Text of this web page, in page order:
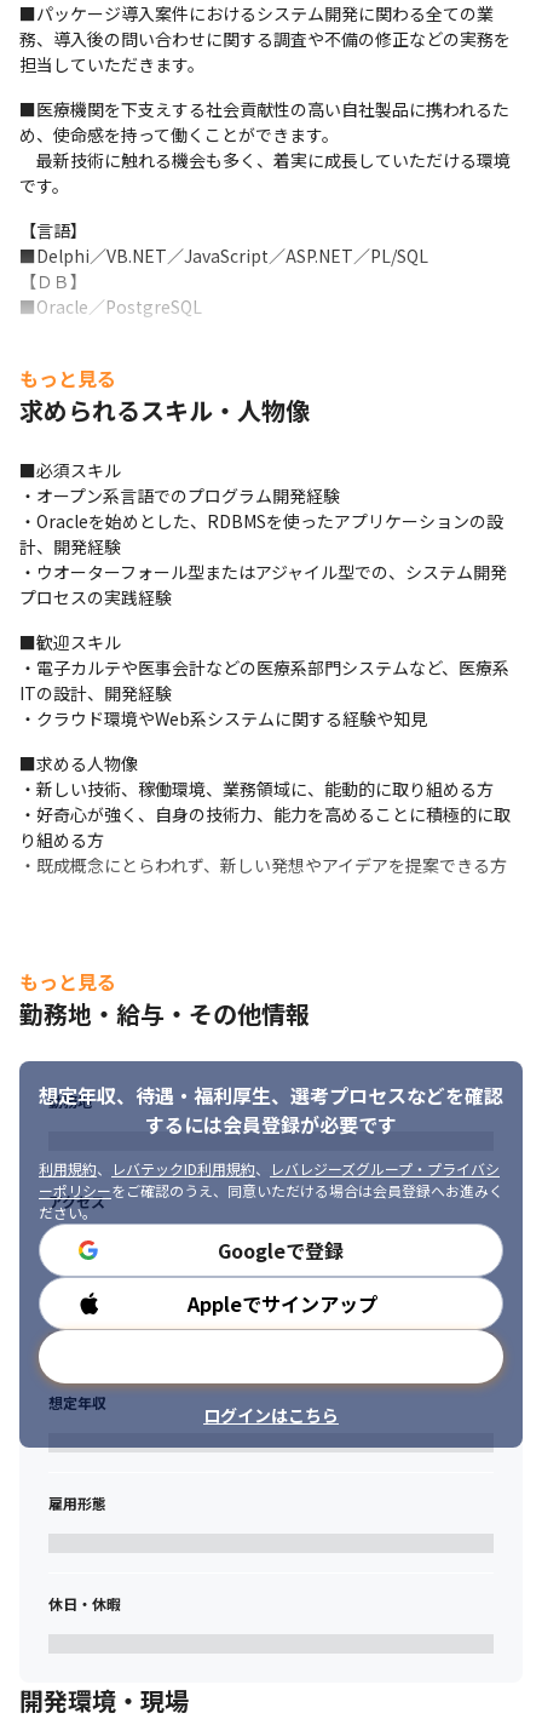
■パッケージ導入案件におけるシステム開発に関わる全ての業
務、導入後の問い合わせに関する調査や不備の修正などの実務を
担当していただきます。
■医療機関を下支えする社会貢献性の高い自社製品に携われるた
め、使命感を持って働くことができます。
最新技術に触れる機会も多く、着実に成長していただける環境
です。
【言語】
■Delphi／VB.NET／JavaScript／ASP.NET／PL/SQL
【ＤＢ】
■Oracle／PostgreSQL
■アジャイル、ウオーターフォール両方あり
■コミュニケーション・ツール：Teams  Team/Chat
■プロジェクト管理ツール：Lychee Redmine
もっと見る
求められるスキル・人物像
■必須スキル
・オープン系言語でのプログラム開発経験
・Oracleを始めとした、RDBMSを使ったアプリケーションの設
計、開発経験
・ウオーターフォール型またはアジャイル型での、システム開発
プロセスの実践経験
■歓迎スキル
・電子カルテや医事会計などの医療系部門システムなど、医療系
ITの設計、開発経験
・クラウド環境やWeb系システムに関する経験や知見
■求める人物像
・新しい技術、稼働環境、業務領域に、能動的に取り組める方
・好奇心が強く、自身の技術力、能力を高めることに積極的に取
り組める方
・既成概念にとらわれず、新しい発想やアイデアを提案できる方
もっと見る
勤務地・給与・その他情報
想定年収、待遇・福利厚生、 選考プロセスなどを確認
するには会員登録が必要です
利用規約、 レバテックID利用規約、
レバレジーズグループ・プライバシ
ーポリシーをご確認のうえ、同意いただける場合は会員登録へお進みく
ださい。
Googleで登録
Appleでサインアップ
ログインはこちら
勤務地
アクセス
勤務時間
想定年収
雇用形態
休日・休暇
開発環境・現場